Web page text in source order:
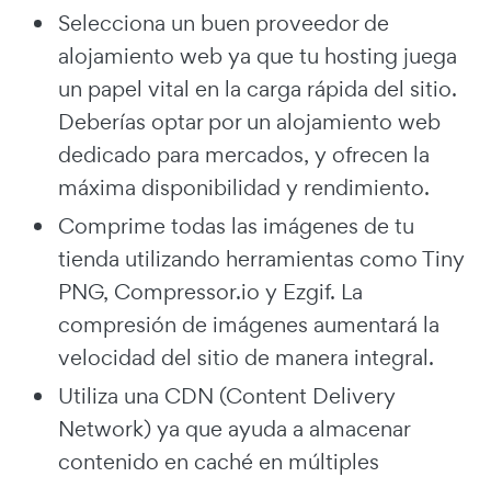
Selecciona un buen proveedor de
alojamiento web ya que tu hosting juega
un papel vital en la carga rápida del sitio.
Deberías optar por un alojamiento web
dedicado para mercados, y ofrecen la
máxima disponibilidad y rendimiento.
Comprime todas las imágenes de tu
tienda utilizando herramientas comoTiny
PNG, Compressor.io y Ezgif. La
compresión de imágenes aumentará la
velocidad del sitio de manera integral.
Utiliza una CDN (Content Delivery
Network) ya que ayuda a almacenar
contenido en caché en múltiples